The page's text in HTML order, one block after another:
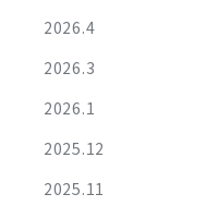
2026.4
2026.3
2026.1
2025.12
2025.11